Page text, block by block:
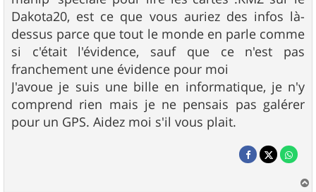
Dakota20, est ce que vous auriez des infos là-
dessus parce que tout le monde en parle comme
si c'était l'évidence, sauf que ce n'est pas
franchement une évidence pour moi
J'avoue je suis une bille en informatique, je n'y
comprend rien mais je ne pensais pas galérer
pour un GPS. Aidez moi s'il vous plait.